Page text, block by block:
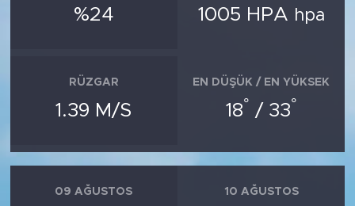
%24 1005 HPA hpa
RÜZGAR
1.39 M/S
EN DÜŞÜK / EN YÜKSEK
18° / 33°
09 AĞUSTOS 10 AĞUSTOS